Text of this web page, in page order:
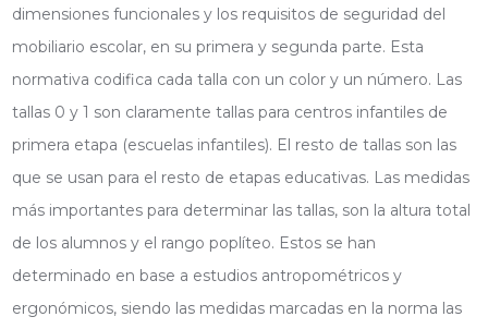
dimensiones funcionales y los requisitos de seguridad del
mobiliario escolar, en su primera y segunda parte. Esta
normativa codifica cada talla con un color y un número. Las
tallas 0 y 1 son claramente tallas para centros infantiles de
primera etapa (escuelas infantiles). El resto de tallas son las
que se usan para el resto de etapas educativas. Las medidas
más importantes para determinar las tallas, son la altura total
de los alumnos y el rango poplíteo. Estos se han
determinado en base a estudios antropométricos y
ergonómicos, siendo las medidas marcadas en la norma las